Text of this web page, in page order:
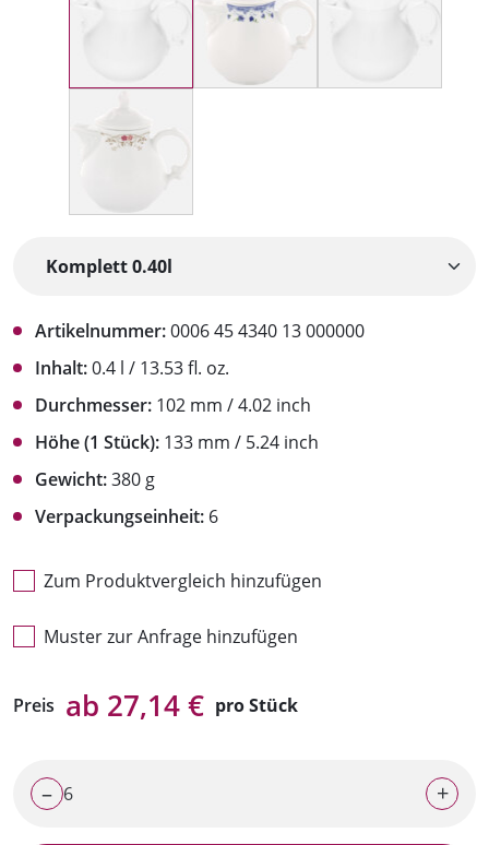
Artikelnummer:0006 45 4340 13 000000
Inhalt:0.4 l / 13.53 fl. oz.
Durchmesser: 102 mm / 4.02 inch
Höhe (1 Stück): 133 mm / 5.24 inch
Gewicht:380 g
Verpackungseinheit: 6
Zum Produktvergleich hinzufügen
Muster zur Anfrage hinzufügen
Preis ab 27,14 € pro Stück
– +